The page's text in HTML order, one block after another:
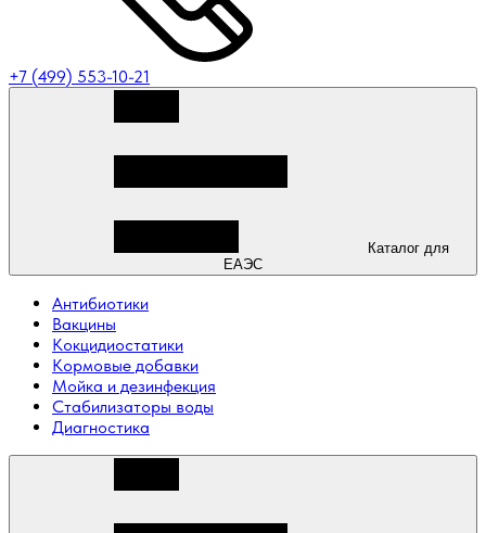
+7 (499) 553-10-21
ЕАЭС
Антибиотики
Вакцины
Кокцидиостатики
Кормовые добавки
Мойка и дезинфекция
Стабилизаторы воды
Диагностика